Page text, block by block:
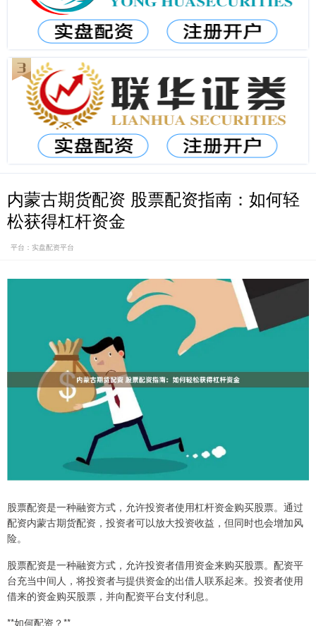
内蒙古期货配资 股票配资指南：如何轻
松获得杠杆资金
平台：实盘配资平台
股票配资是一种融资方式，允许投资者使用杠杆资金购买股票。通过
配资内蒙古期货配资，投资者可以放大投资收益，但同时也会增加风
险。
股票配资是一种融资方式，允许投资者借用资金来购买股票。配资平
台充当中间人，将投资者与提供资金的出借人联系起来。投资者使用
借来的资金购买股票，并向配资平台支付利息。
**如何配资？**